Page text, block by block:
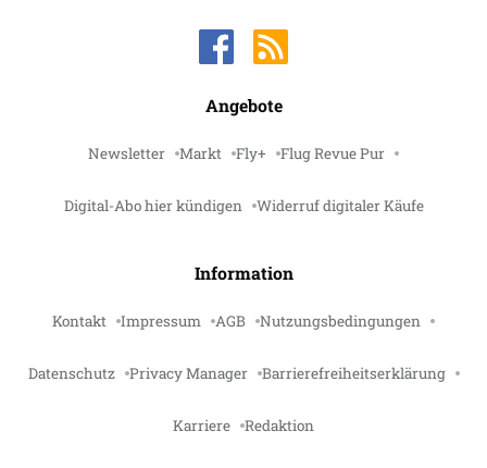
Angebote
Newsletter Markt Fly+ Flug Revue Pur
Digital-Abo hier kündigen Widerruf digitaler Käufe
Information
Kontakt Impressum AGB Nutzungsbedingungen
Datenschutz Privacy Manager Barrierefreiheitserklärung
Karriere Redaktion